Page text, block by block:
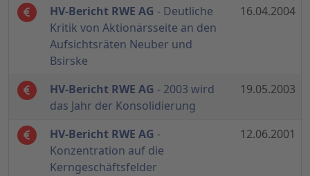
HV-Bericht RWE AG - Deutliche
Kritik von Aktionärsseite an den
Aufsichtsräten Neuber und
Bsirske
16.04.2004
HV-Bericht RWE AG - 2003 wird
das Jahr der Konsolidierung
19.05.2003
HV-Bericht RWE AG -
Konzentration auf die
Kerngeschäftsfelder
12.06.2001